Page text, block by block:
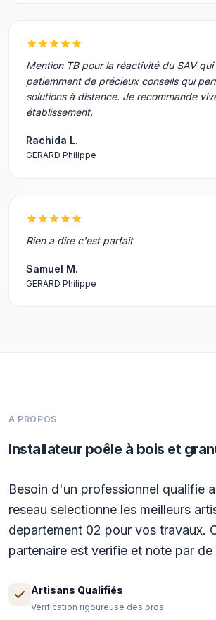
Mention TB pour la réactivité du SAV
patiemment de précieux conseils qui
solutions à distance. Je recommande
établissement.
Rachida L.
GERARD Philippe
Rien a dire c'est parfait
Samuel M.
GERARD Philippe
A PROPOS
Installateur poêle à bois et
Besoin d'un professionnel qualifie
reseau selectionne les meilleurs
departement 02 pour vos travaux.
partenaire est verifie et note par de
Artisans Qualifiés
Vérification rigoureuse des pros